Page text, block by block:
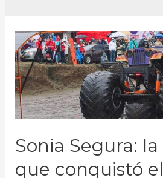
Sonia Segura: la
que conquistó